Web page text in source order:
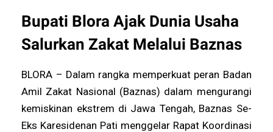
Bupati Blora Ajak Dunia Usaha
Salurkan Zakat Melalui Baznas
BLORA – Dalam rangka memperkuat peran Badan
Amil Zakat Nasional (Baznas) dalam mengurangi
kemiskinan ekstrem di Jawa Tengah, Baznas Se-
Eks Karesidenan Pati menggelar Rapat Koordinasi